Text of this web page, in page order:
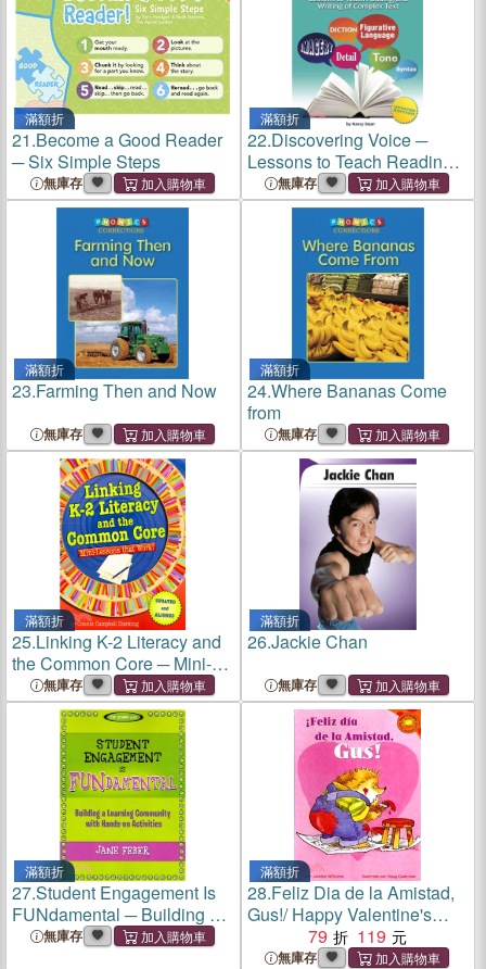
滿額折
21.Become a Good Reader
─ Six Simple Steps
無庫存
滿額折
22.Discovering Voice ─
Lessons to Teach Reading
and Writing of Complex Text
無庫存
滿額折
23.Farming Then and Now
無庫存
滿額折
24.Where Bananas Come
from
無庫存
滿額折
25.Linking K-2 Literacy and
the Common Core ─ Mini-
Lessons That Work!
無庫存
滿額折
26.Jackie Chan
無庫存
滿額折
27.Student Engagement Is
FUNdamental ─ Building a
Learning Community with
無庫存
滿額折
28.Feliz Dia de la Amistad,
Gus!/ Happy Valentine's
Day, Gus!
79 119
無庫存